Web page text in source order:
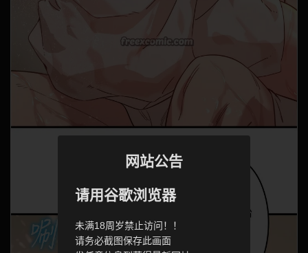
网站公告
请用谷歌浏览器
未满18周岁禁止访问！！
请务必截图保存此画面